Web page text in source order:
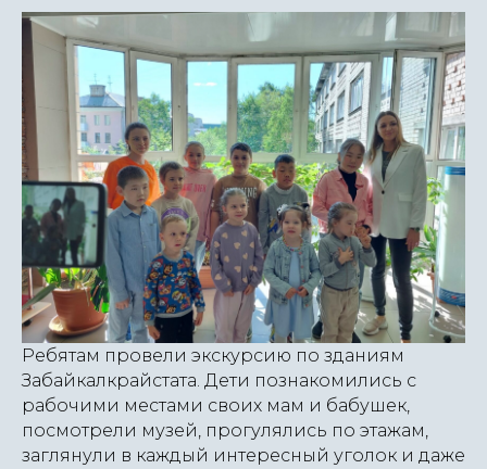
Ребятам провели экскурсию по зданиям
Забайкалкрайстата. Дети познакомились с
рабочими местами своих мам и бабушек,
посмотрели музей, прогулялись по этажам,
заглянули в каждый интересный уголок и даже